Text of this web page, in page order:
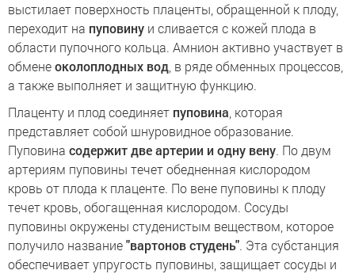
выстилает поверхность плаценты, обращенной к плоду,
переходит на пуповину и сливается с кожей плода в
области пупочного кольца. Амнион активно участвует в
обменеоколоплодных вод , в ряде обменных процессов,
а также выполняет и защитную функцию.
Плаценту и плод соединяет пуповина , которая
представляет собой шнуровидное образование.
Пуповина содержит две артерии и одну вену. По двум
артериям пуповины течет обедненная кислородом
кровь от плода к плаценте. По вене пуповины к плоду
течет кровь, обогащенная кислородом. Сосуды
пуповины окружены студенистым веществом, которое
получило название"вартонов студень". Эта субстанция
обеспечивает упругость пуповины, защищает сосуды и